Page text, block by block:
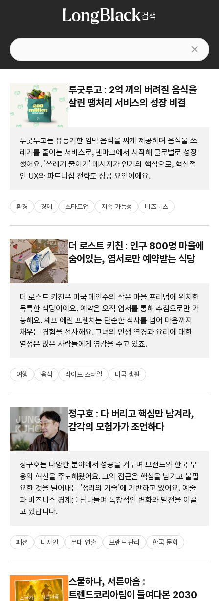
검색
투굿투고 : 2억 끼의 버려질 음식을
살린 땡처리 서비스의 성장 비결
투굿투고는 유통기한 임박 음식을 싸게 제공하며 음식물 쓰
레기를 줄이는 서비스로, 덴마크에서 시작해 글로벌로 성장
했어요. '쓰레기 줄이기' 메시지가 인기의 핵심으로, 혁신적
인 UX와 파트너십 전략도 성공 요인이에요.
환경 경제 스타트업 지속 가능성 비즈니스
더 로스트 키친 : 인구 800명 마을에
숨어있는, 엽서로만 예약받는 식당
더 로스트 키친은 미국 메인주의 작은 마을 프리덤에 위치한
독특한 식당이에요. 예약은 오직 엽서를 통해 추첨으로만 가
능해요. 셰프 에린 프렌치는 단순한 식사를 넘어 마음까지
채우는 경험을 선사해요. 그녀의 인생 역경과 요리에 대한
열정은 많은 사람들에게 영감을 주고 있죠.
여행 음식 라이프 스타일 미국 생활
정구호 : 다 버리고 핵심만 남겨라,
감각의 모험가가 조언하다
정구호는 다양한 분야에서 성공을 거두며 브랜드와 한국 무
용의 혁신을 주도해왔어요. 그의 접근은 핵심을 남기고 불필
요한 것을 덜어내는 '정리의 기술'에 기반하고 있어요. 예술
과 비즈니스 경계를 넘나들며 독창적인 변화와 발전을 이끌
고 있답니다.
패션 디자인 무대 연출 브랜드 관리 한국 문화
스물하나, 서른아홉 :
트렌드코리아팀이 들여다본 2030